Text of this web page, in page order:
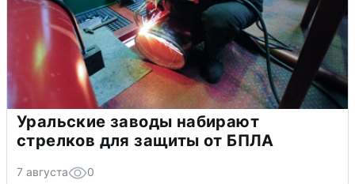
Уральские заводы набирают
стрелков для защиты от БПЛА
7 августа 0